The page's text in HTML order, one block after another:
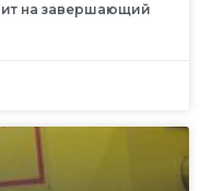
на завершающий